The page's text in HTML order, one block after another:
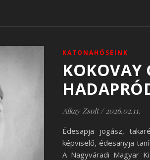
KATONAHŐSEINK
KOKOVAY
Alkay Zsolt / 2026.02.11.
Édesapja jogász,
képviselő, édesanyja
A Nagyváradi Magyar